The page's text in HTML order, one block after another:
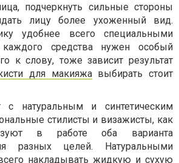
подчеркнуть сильные стороны
лицу более ухоженный вид.
удобнее всего специальными
средства нужен особый
к слову, тоже зависит результат
для макияжавыбирать стоит
с натуральным и синтетическим
стилисты и визажисты, как
в работе оба варианта
разных целей. Натуральными
накладывать жидкую и сухую